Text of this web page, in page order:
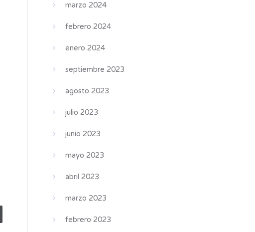
marzo 2024
febrero 2024
enero 2024
septiembre 2023
agosto 2023
julio 2023
junio 2023
mayo 2023
abril 2023
marzo 2023
febrero 2023